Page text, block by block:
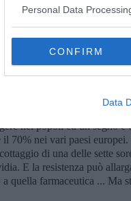
Personal Data
CONFIRM
Data
di Trump, Elon Musk,
dovrebbe essere un
di proprietà di
di uno Starlink viene
120 al mese)
E non sono state
da Trump i governi
nei popoli ed un segno
70% nei vari paesi
di una delle sette
E la resistenza può
a quella farmaceutica ... Ma